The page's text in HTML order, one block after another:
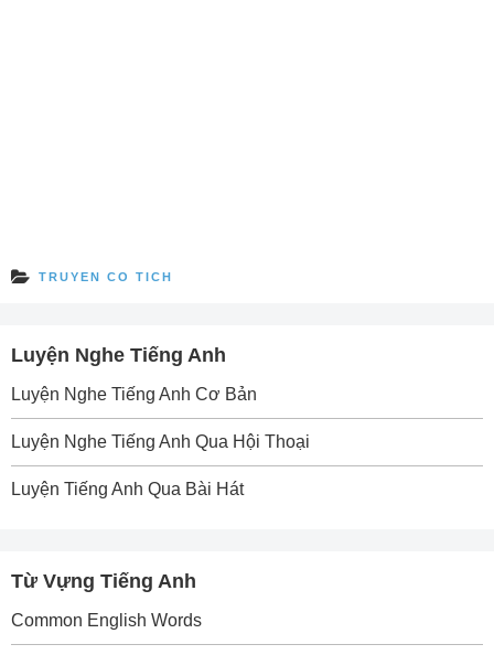
TRUYEN CO TICH
Luyện Nghe Tiếng Anh
Luyện Nghe Tiếng Anh Cơ Bản
Luyện Nghe Tiếng Anh Qua Hội Thoại
Luyện Tiếng Anh Qua Bài Hát
Từ Vựng Tiếng Anh
Common English Words